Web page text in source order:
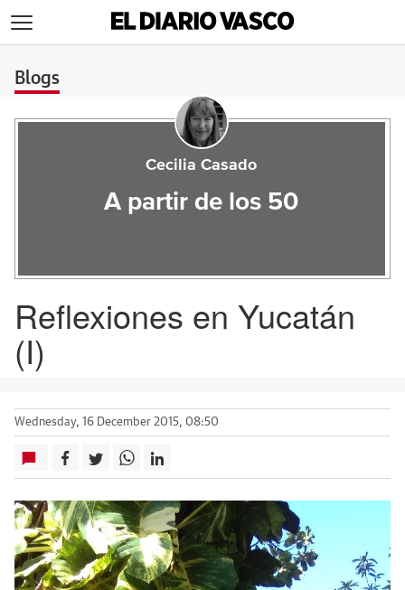
Blogs
Cecilia Casado
A partir de los 50
Reflexiones en Yucatán
(I)
Wednesday, 16 December 2015, 08:50